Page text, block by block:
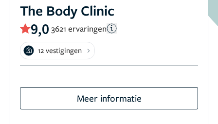
The Body Clinic
9,0 3621 ervaringen
12 vestigingen
Meer informatie